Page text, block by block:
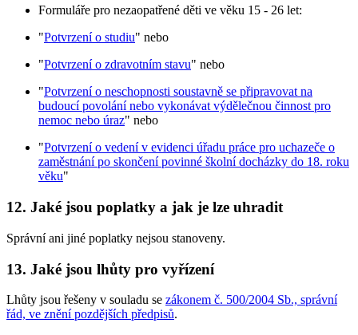
Formuláře pro nezaopatřené děti ve věku 15 - 26 let:
"Potvrzení o studiu" nebo
"Potvrzení o zdravotním stavu" nebo
"Potvrzení o neschopnosti soustavně se připravovat na
budoucí povolání nebo vykonávat výdělečnou činnost pro
nemoc nebo úraz" nebo
"Potvrzení o vedení v evidenci úřadu práce pro uchazeče o
zaměstnání po skončení povinné školní docházky do 18. roku
věku"
12. Jaké jsou poplatky a jak je lze uhradit
Správní ani jiné poplatky nejsou stanoveny.
13. Jaké jsou lhůty pro vyřízení
Lhůty jsou řešeny v souladu se zákonem č. 500/2004 Sb., správní
řád, ve znění pozdějších předpisů.